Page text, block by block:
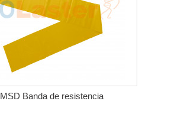
MSD Banda de resistencia